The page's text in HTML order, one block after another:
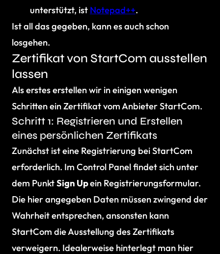
unterstützt, ist Notepad++.
Ist all das gegeben, kann es auch schon
losgehen.
Zertifikat von StartCom ausstellen
lassen
Als erstes erstellen wir in einigen wenigen
Schritten ein Zertifikat vom Anbieter StartCom.
Schritt 1: Registrieren und Erstellen
eines persönlichen Zertifikats
Zunächst ist eine Registrierung bei StartCom
erforderlich. Im Control Panel findet sich unter
dem PunktSign Upein Registrierungsformular.
Die hier angegeben Daten müssen zwingend der
Wahrheit entsprechen, ansonsten kann
StartCom die Ausstellung des Zertifikats
verweigern. Idealerweise hinterlegt man hier